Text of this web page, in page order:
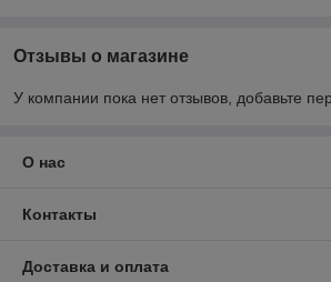
Отзывы о магазине
У компании пока нет отзывов, добавьте
О нас
Контакты
Доставка и оплата